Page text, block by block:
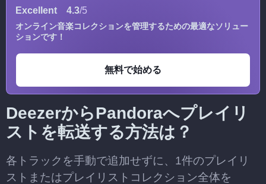
Excellent 4.3/5
オンライン音楽コレクションを管理するための最適なソリュー
ションです！
無料で始める
DeezerからPandoraへプレイリ
ストを転送する方法は？
各トラックを手動で追加せずに、1件のプレイリ
ストまたはプレイリストコレクション全体を